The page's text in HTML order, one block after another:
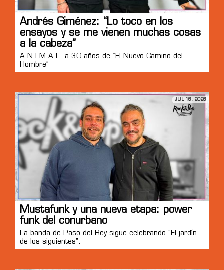
Andrés Giménez: “Lo toco en los
ensayos y se me vienen muchas cosas
a la cabeza”
A.N.I.M.A.L. a 30 años de “El Nuevo Camino del
Hombre”
JUL 16, 2026
Mustafunk y una nueva etapa: power
funk del conurbano
La banda de Paso del Rey sigue celebrando "El jardín
de los siguientes".